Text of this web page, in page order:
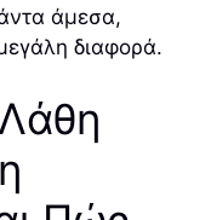
άμεσα,
διαφορά.